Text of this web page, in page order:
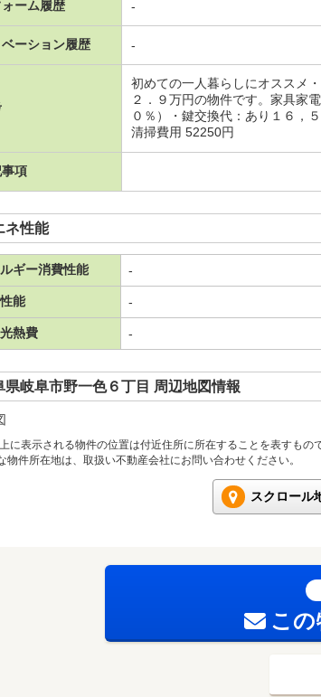
ォーム履歴 -
ベーション履歴 -
初めての一人暮らしにオススメ
２．９万円の物件です。家具家
０％）・鍵交換代：あり１６，
清掃費用 52250円
項
ネ性能
ギー消費性能 -
能 -
熱費 -
県岐阜市野一色６丁目 周辺地図情報
に表示される物件の位置は付近住所に所在することを表すもの
物件所在地は、取扱い不動産会社にお問い合わせください。
スクロール
こ